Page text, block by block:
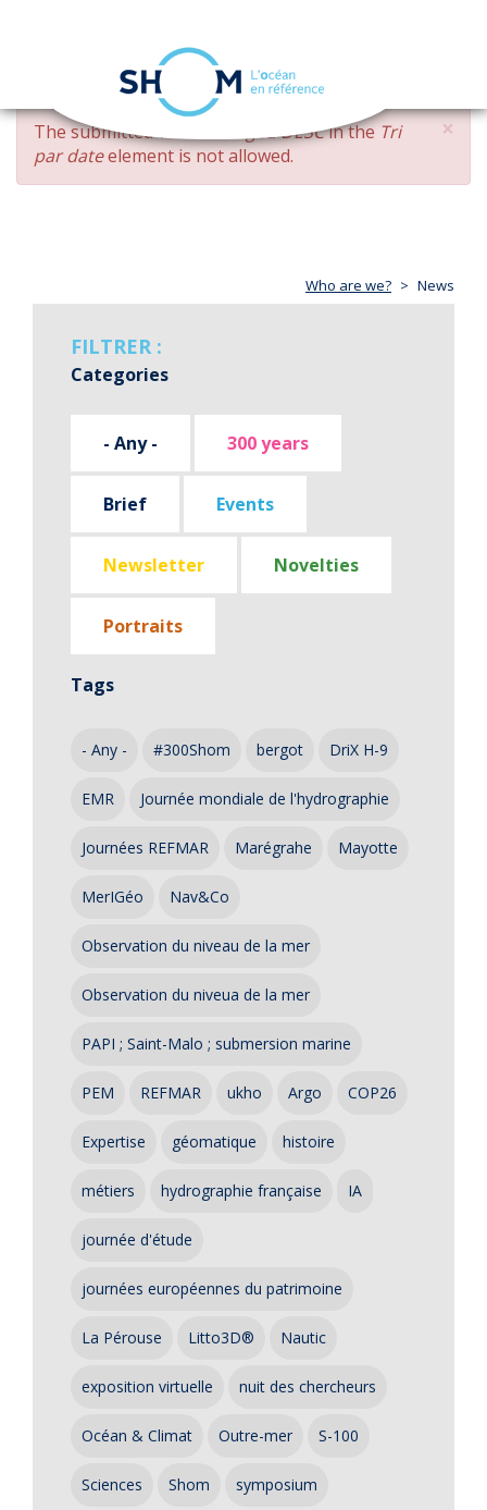
Skip
main
content
navigation
×
ERROR
MESSAGE
The submitted value changed DESCin the Tri
par dateelement is not allowed.
Who are we? News
FILTRER :
Categories
- Any - 300 years
Brief Events
Newsletter Novelties
Portraits
Tags
- Any - #300Shom bergot DriX H-9
EMR Journée mondiale de l'hydrographie
Journées REFMAR Marégrahe Mayotte
MerIGéo Nav&Co
Observation du niveau de la mer
Observation du niveua de la mer
PAPI ; Saint-Malo ; submersion marine
PEM REFMAR ukho Argo COP26
Expertise géomatique histoire
métiers hydrographie française IA
journée d'étude
journées européennes du patrimoine
La Pérouse Litto3D® Nautic
exposition virtuelle nuit des chercheurs
Océan & Climat Outre-mer S-100
Sciences Shom symposium